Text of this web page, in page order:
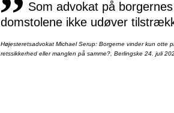
Som advokat på
domstolene ikke udøver
Højesteretsadvokat Michael Serup: Borgerne vinder kun otte
retssikkerhed eller manglen på samme?, Berlingske 24. juli